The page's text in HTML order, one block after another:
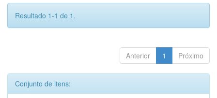
Resultado 1-1 de 1.
Anterior 1 Próximo
Conjunto de itens: